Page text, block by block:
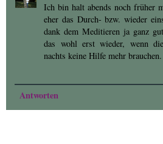
Ich bin halt abends noch früher
eher das Durch- bzw. wieder
dank dem Meditieren ja ganz
das wohl erst wieder, wenn
nachts keine Hilfe mehr brauchen.
Antworten